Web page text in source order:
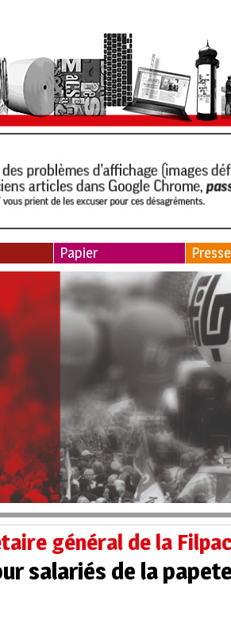
Papier Presse
général de la
salariés de la